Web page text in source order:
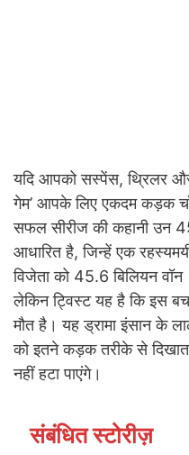
यदि आपको सस्पेंस, थ्रिलर
गेम’ आपके लिए एकदम कड़क
सफल सीरीज की कहानी उन
आधारित है, जिन्हें एक
विजेता को 45.6 बिलियन
लेकिन ट्विस्ट यह है कि इस
मौत है। यह ड्रामा इंसान के
को इतने कड़क तरीके से
नहीं हटा पाएंगे।
संबंधित स्टोरीज़